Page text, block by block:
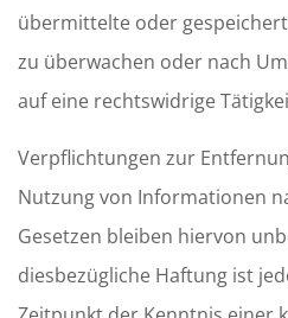
übermittelte oder
zu überwachen oder nach
auf eine rechtswidrige
Verpflichtungen zur
Nutzung von Informationen
Gesetzen bleiben hiervon
diesbezügliche Haftung ist